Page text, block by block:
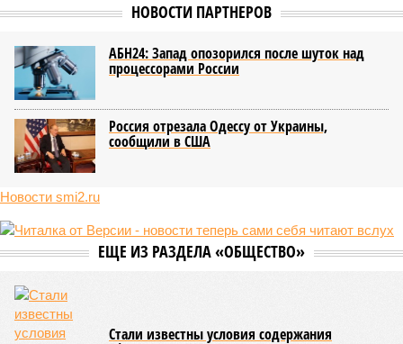
НОВОСТИ ПАРТНЕРОВ
АБН24: Запад опозорился после шуток над
процессорами России
Россия отрезала Одессу от Украины,
сообщили в США
Новости smi2.ru
ЕЩЕ ИЗ РАЗДЕЛА «ОБЩЕСТВО»
Стали известны условия содержания